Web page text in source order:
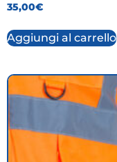
35,00€
Aggiungi al carrello